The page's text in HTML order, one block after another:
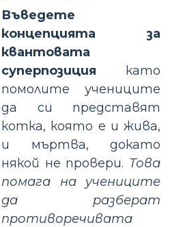
Въведете
концепцията за
квантовата
суперпозиция като
помолите учениците
да си представят
котка, която е и жива,
и мъртва, докато
някой не провери. Това
помага на учениците
да разберат
противоречивата